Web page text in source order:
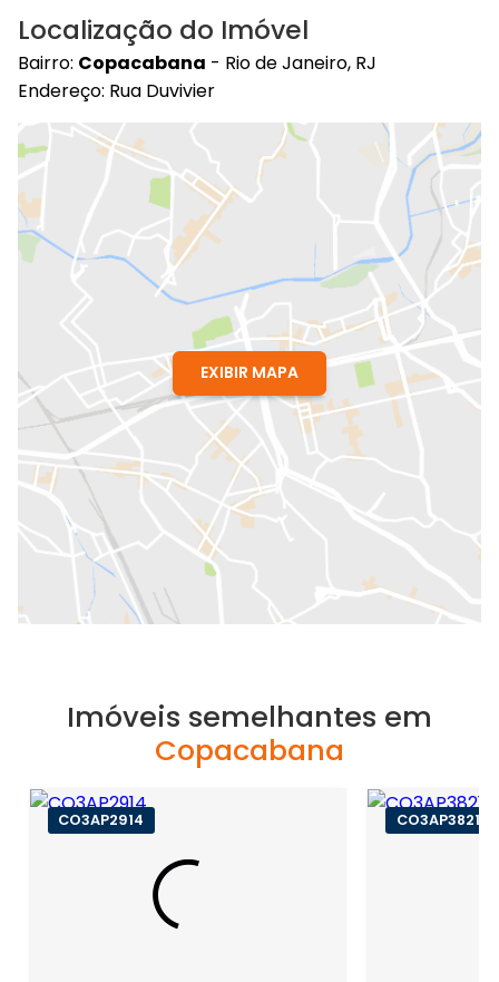
Localização do Imóvel
Bairro: Copacabana - Rio de Janeiro, RJ
Endereço: Rua Duvivier
EXIBIR MAPA
Imóveis semelhantes em
Copacabana
CO3AP2914 CO3AP3821